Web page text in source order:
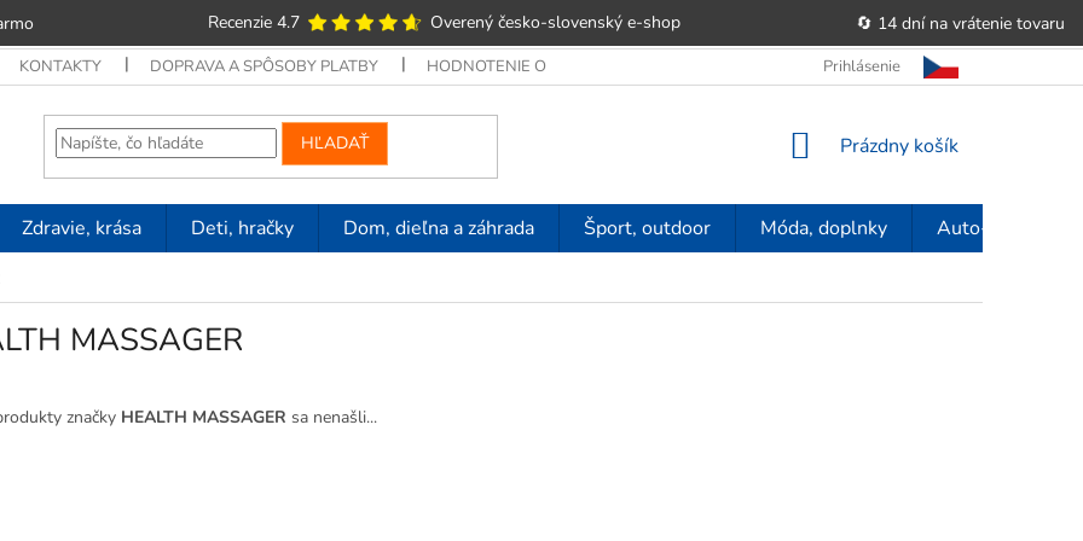
Recenzie 4.7 Overený česko-slovenský e‑shop
🔄 14 dní na vrátenie tovaru
KONTAKTY DOPRAVA A SPÔSOBY PLATBY HODNOTENIE OBCHODU OBCHODNÉ PODMIENKY POUČENIE O PRÁVE
Prihlásenie
HĽADAŤ
NÁKUPNÝ
Prázdny košík
Zdravie, krása Deti, hračky Dom, dieľna a záhrada Šport, outdoor Móda, doplnky Auto-moto
MASSAGER
značky HEALTH MASSAGER sa nenašli...